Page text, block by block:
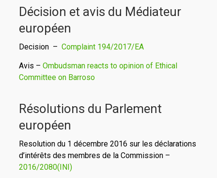
Décision et avis du Médiateur
européen
Decision – Complaint 194/2017/EA
Avis – Ombudsman reacts to opinion of Ethical
Committee on Barroso
Résolutions du Parlement
européen
Resolution du 1 décembre 2016 sur les déclarations
d’intérêts des membres de la Commission –
2016/2080(INI)